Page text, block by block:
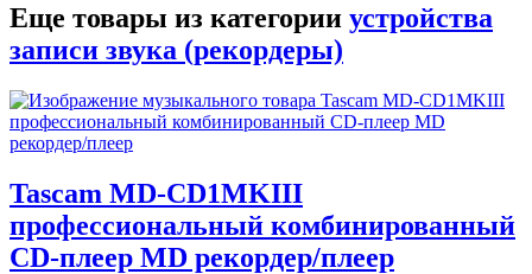
Еще товары из категории устройства
записи звука (рекордеры)
Tascam MD-CD1MKIII
профессиональный комбинированный
CD-плеер MD рекордер/плеер